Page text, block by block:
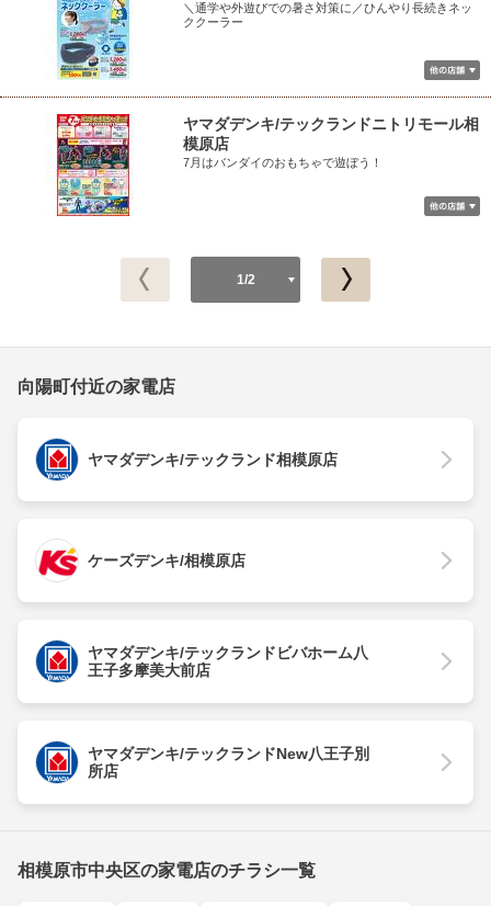
＼通学や外遊びでの暑さ対策に／ひんやり長続きネッ
ククーラー
ヤマダデンキ/テックランドニトリモール相
模原店
7月はバンダイのおもちゃで遊ぼう！
1/2
向陽町付近の家電店
ヤマダデンキ/テックランド相模原店
ケーズデンキ/相模原店
ヤマダデンキ/テックランドビバホーム八
王子多摩美大前店
ヤマダデンキ/テックランドNew八王子別
所店
相模原市中央区の家電店のチラシ一覧